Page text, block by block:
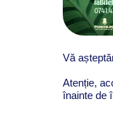
Vă
Atenție,
înainte de